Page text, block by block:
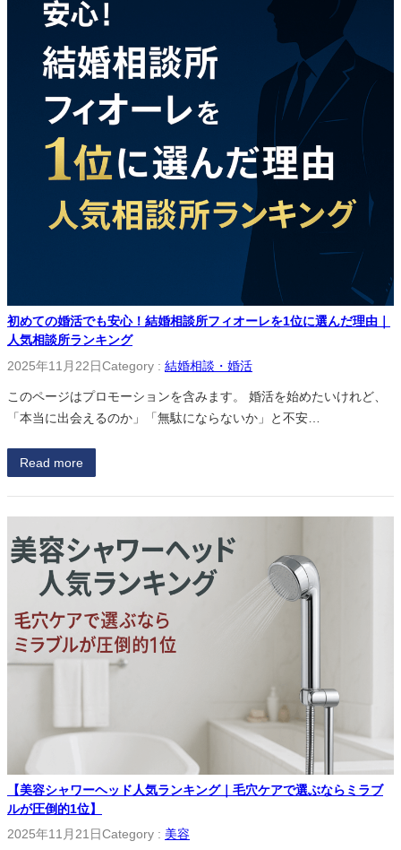
初めての婚活でも安心！結婚相談所フィオーレを1位に選んだ理由｜
人気相談所ランキング
2025年11月22日Category : 結婚相談・婚活
このページはプロモーションを含みます。 婚活を始めたいけれど、
「本当に出会えるのか」「無駄にならないか」と不安…
Read more
【美容シャワーヘッド人気ランキング｜毛穴ケアで選ぶならミラブ
ルが圧倒的1位】
2025年11月21日Category : 美容